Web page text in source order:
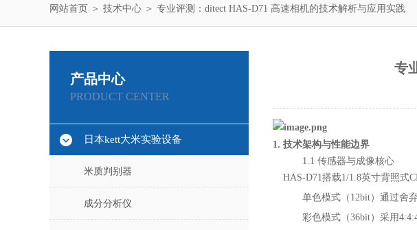
网站首页 ＞ 技术中心 ＞ 专业评测：ditect HAS-D71 高速相机的技术解析与应用实践
产品中心
PRODUCT CENTER
日本kett大米实验设备
米质判别器
成分分析仪
专
1. 技术架构与性能边界
1.1 传感器与成像核心
HAS-D71搭载1/1.8英寸背照式
单色模式（12bit）通过舍
彩色模式（36bit）采用